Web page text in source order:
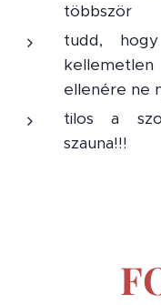
többször
tudd,
ellenére ne
tilos a
szauna!!!